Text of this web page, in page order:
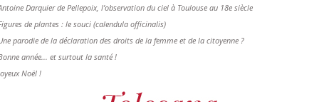
Darquier de Pellepoix, l’observation du ciel à Toulouse au 18e siècle
de plantes : le souci (calendula officinalis)
parodie de la déclaration des droits de la femme et de la citoyenne ?
année... et surtout la santé !
Noël !